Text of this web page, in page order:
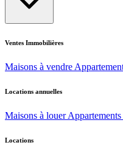
Ventes Immobilières
Maisons à vendre
Locations annuelles
Maisons à louer Appartements
Locations